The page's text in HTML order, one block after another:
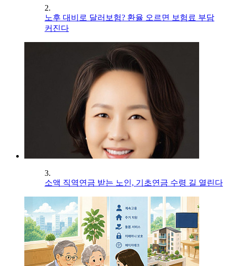
2.
노후 대비로 달러보험? 환율 오르면 보험료 부담
커진다
3.
소액 직역연금 받는 노인, 기초연금 수령 길 열린다